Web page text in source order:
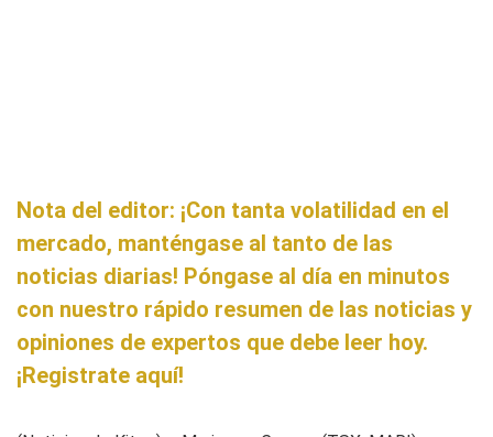
Nota del editor: ¡Con tanta volatilidad en el
mercado, manténgase al tanto de las
noticias diarias! Póngase al día en minutos
con nuestro rápido resumen de las noticias y
opiniones de expertos que debe leer hoy.
¡Registrate aquí!